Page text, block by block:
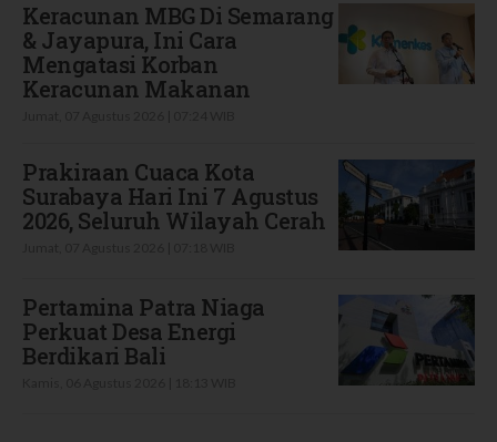
Keracunan MBG Di Semarang
& Jayapura, Ini Cara
Mengatasi Korban
Keracunan Makanan
Prakiraan Cuaca Kota
Surabaya Hari Ini 7 Agustus
2026, Seluruh Wilayah Cerah
Pertamina Patra Niaga
Perkuat Desa Energi
Berdikari Bali